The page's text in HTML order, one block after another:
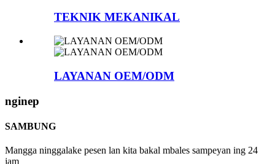
TEKNIK MEKANIKAL
LAYANAN OEM/ODM
nginep
SAMBUNG
Mangga ninggalake pesen lan kita bakal mbales sampeyan ing 24
jam